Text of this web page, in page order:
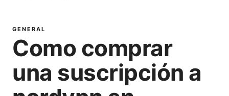
GENERAL
Como comprar
una suscripción a